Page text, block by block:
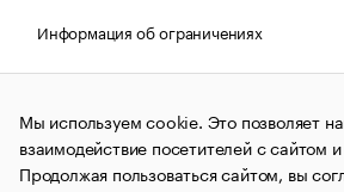
Информация об ограничениях
Правовая информация
О
© АО «РОСБИЗНЕСКОНСАЛТИНГ»,
и материалы информационного
(зарегистрировано Федеральной
связи, информационных технологий и
Мы используем cookie. Это позволяет
взаимодействие посетителей с сайтом
Продолжая пользоваться сайтом, вы